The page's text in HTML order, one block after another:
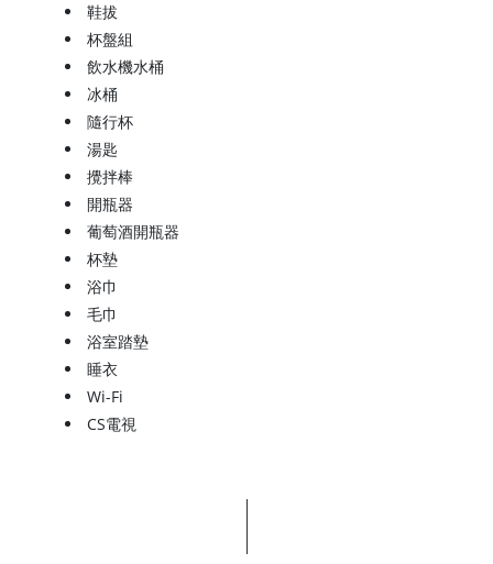
鞋拔
杯盤組
飲水機水桶
冰桶
隨行杯
湯匙
攪拌棒
開瓶器
葡萄酒開瓶器
杯墊
浴巾
毛巾
浴室踏墊
睡衣
Wi-Fi
CS電視